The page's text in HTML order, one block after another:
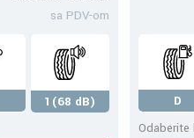
sa PDV-om
1(68 dB)
D
Odaberite